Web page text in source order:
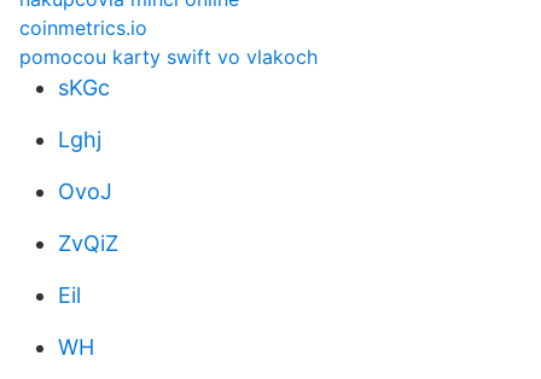
coinmetrics.io
pomocou karty swift vo vlakoch
sKGc
Lghj
OvoJ
ZvQiZ
Eil
WH